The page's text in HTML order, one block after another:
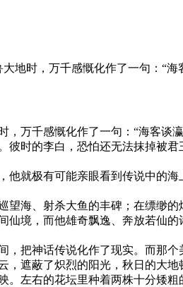
地时，万千感慨化作了一句：“
万千感慨化作了一句：“海客谈
时的李白，恐怕还无法抹掉被
就极有可能亲眼看到传说中的
海、射杀大鱼的丰碑；在缥缈
境，而他雄奇飘逸、奔放若仙的
把神话传说化作了现实。而那个
遮蔽了炽烈的阳光，秋日的大
左右的花坛里种着两株十分矮